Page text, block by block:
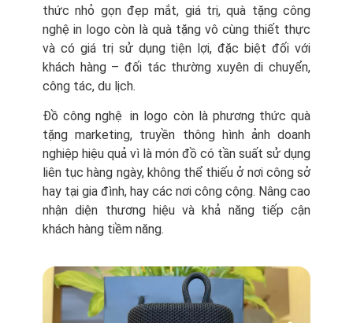
thức nhỏ gọn đẹp mắt, giá trị, quà tặng công
nghệ in logo còn là quà tặng vô cùng thiết thực
và có giá trị sử dụng tiện lợi, đặc biệt đối với
khách hàng – đối tác thường xuyên di chuyển,
công tác, du lịch.
Đồ công nghệ in logo còn là phương thức quà
tặng marketing, truyền thông hình ảnh doanh
nghiệp hiệu quả vì là món đồ có tần suất sử dụng
liên tục hàng ngày, không thể thiếu ở nơi công sở
hay tại gia đình, hay các nơi công cộng. Nâng cao
nhận diện thương hiệu và khả năng tiếp cận
khách hàng tiềm năng.